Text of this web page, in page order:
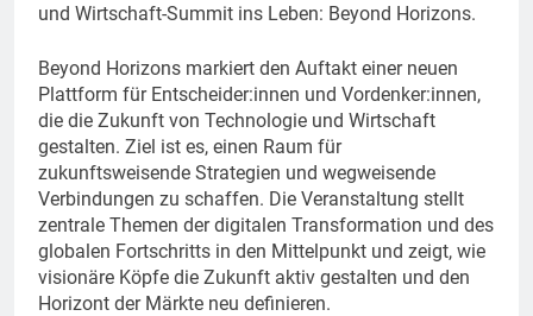
und Wirtschaft-Summit ins Leben: Beyond Horizons.
Beyond Horizons markiert den Auftakt einer neuen
Plattform für Entscheider:innen und Vordenker:innen,
die die Zukunft von Technologie und Wirtschaft
gestalten. Ziel ist es, einen Raum für
zukunftsweisende Strategien und wegweisende
Verbindungen zu schaffen. Die Veranstaltung stellt
zentrale Themen der digitalen Transformation und des
globalen Fortschritts in den Mittelpunkt und zeigt, wie
visionäre Köpfe die Zukunft aktiv gestalten und den
Horizont der Märkte neu definieren.